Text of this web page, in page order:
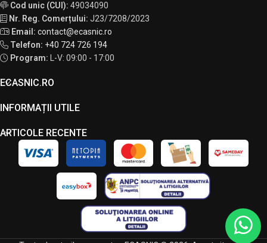
Cod unic (CUI): 49034090
Nr. Reg. Comerțului: J23/7208/2023
Email: contact@ecasnic.ro
Telefon: +40 724 726 194
Program:
L-V: 09:00 - 17:00
ECASNIC.RO
INFORMAȚII UTILE
ARTICOLE RECENTE